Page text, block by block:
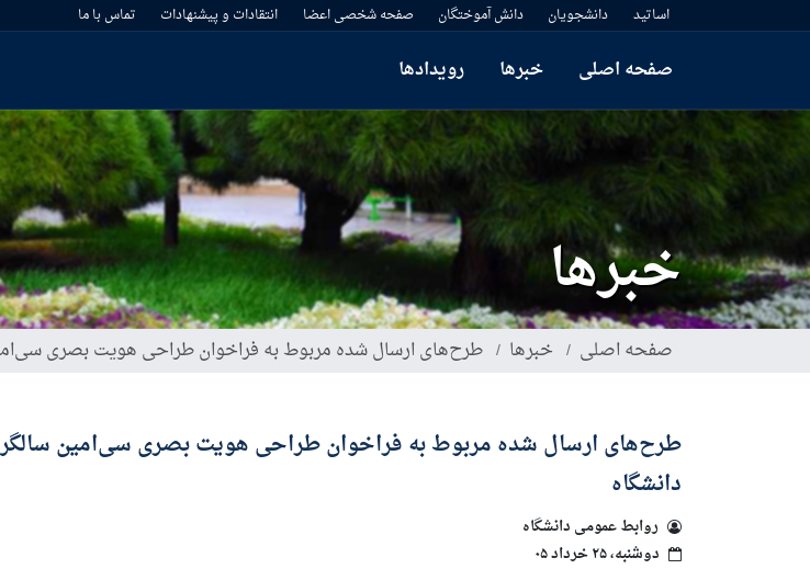
به
اساتید دانشجویان دانش آموختگان صفحه شخصی اعضا انتقادات و پیشنهادات تماس با ما
صفحه اصلی خبرها رویدادها
خبرها
صفحه اصلی خبرها طرح‌های ارسال شده مربوط به فراخوان طراحی هویت بصری
طرح‌های ارسال شده مربوط به فراخوان طراحی هویت بصری سی‌امین
دانشگاه
روابط عمومی دانشگاه
دوشنبه، ۲۵ خرداد ۰۵